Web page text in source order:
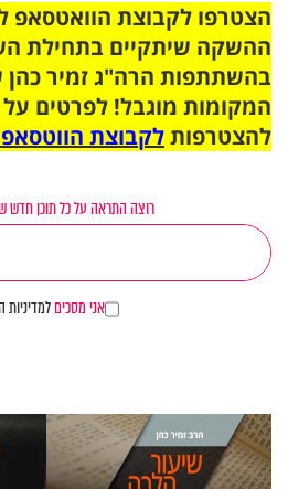
ההשקה שיתקיים בתחילת
בהשתתפות הרה"ג זמיר
המקומות מוגבל! לפרטים
להצטרפותלקבוצת
רוצה התראה על כל תוכן חדש
אני מסכיםלמדיניות